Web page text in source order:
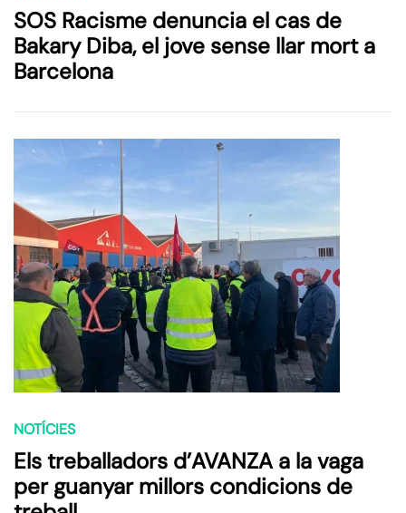
SOS Racisme denuncia el cas de
Bakary Diba, el jove sense llar mort a
Barcelona
NOTÍCIES
Els treballadors d’AVANZA a la vaga
per guanyar millors condicions de